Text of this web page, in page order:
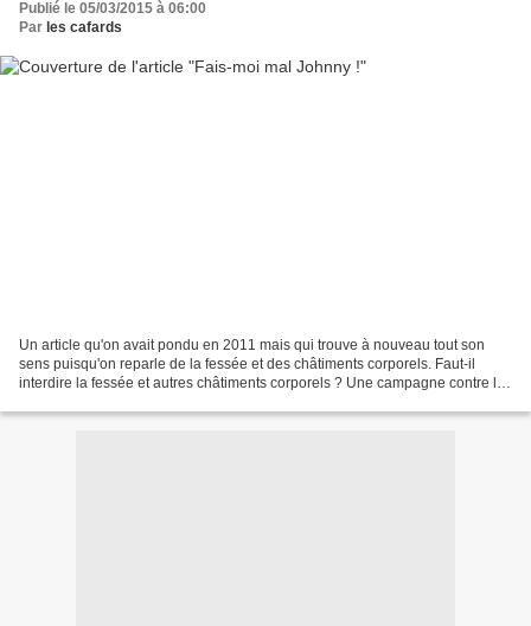
Publié le 05/03/2015 à 06:00
Par les cafards
Un article qu'on avait pondu en 2011 mais qui trouve à nouveau tout son
sens puisqu'on reparle de la fessée et des châtiments corporels. Faut-il
interdire la fessée et autres châtiments corporels ? Une campagne contre les